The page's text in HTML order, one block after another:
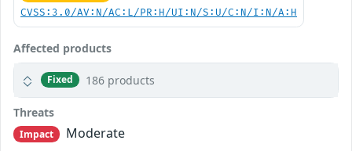
CVSS:3.0/AV:N/AC:L/PR:H/UI:N/S:U/C:N/I:N/A:H
Affected products
Fixed 186 products
Threats
Impact
Moderate